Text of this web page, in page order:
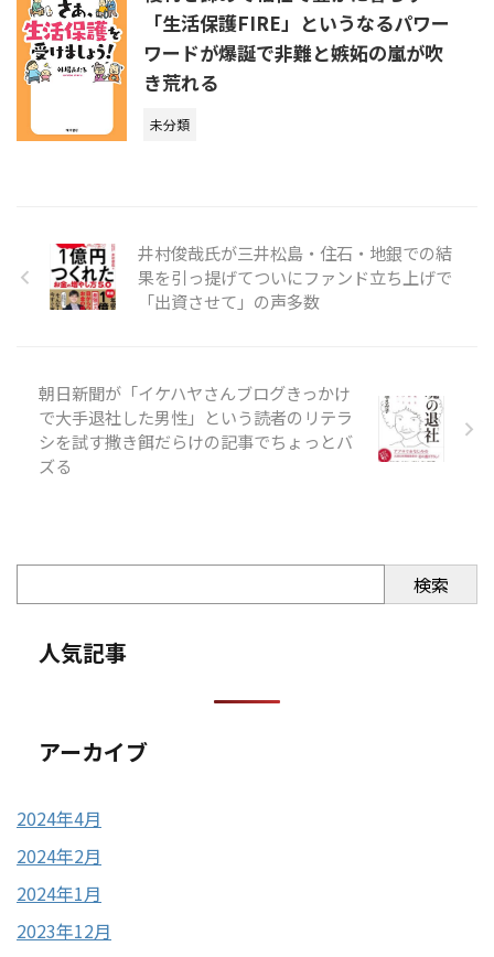
「生活保護FIRE」というなるパワー
ワードが爆誕で非難と嫉妬の嵐が吹
き荒れる
未分類
井村俊哉氏が三井松島・住石・地銀での結
果を引っ提げてついにファンド立ち上げで
「出資させて」の声多数
朝日新聞が「イケハヤさんブログきっかけ
で大手退社した男性」という読者のリテラ
シを試す撒き餌だらけの記事でちょっとバ
ズる
検索
人気記事
アーカイブ
2024年4月
2024年2月
2024年1月
2023年12月